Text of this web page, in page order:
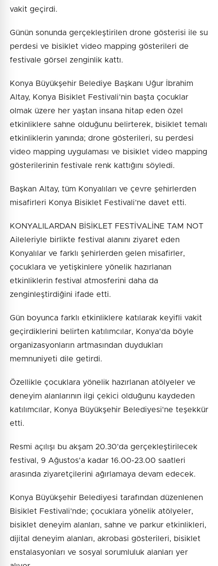
vakit geçirdi.
Günün sonunda gerçekleştirilen drone gösterisi ile su
perdesi ve bisiklet video mapping gösterileri de
festivale görsel zenginlik kattı.
Konya Büyükşehir Belediye Başkanı Uğur İbrahim
Altay, Konya Bisiklet Festivali’nin başta çocuklar
olmak üzere her yaştan insana hitap eden özel
etkinliklere sahne olduğunu belirterek, bisiklet temalı
etkinliklerin yanında; drone gösterileri, su perdesi
video mapping uygulaması ve bisiklet video mapping
gösterilerinin festivale renk kattığını söyledi.
Başkan Altay, tüm Konyalıları ve çevre şehirlerden
misafirleri Konya Bisiklet Festivali’ne davet etti.
KONYALILARDAN BİSİKLET FESTİVALİNE TAM NOT
Aileleriyle birlikte festival alanını ziyaret eden
Konyalılar ve farklı şehirlerden gelen misafirler,
çocuklara ve yetişkinlere yönelik hazırlanan
etkinliklerin festival atmosferini daha da
zenginleştirdiğini ifade etti.
Gün boyunca farklı etkinliklere katılarak keyifli vakit
geçirdiklerini belirten katılımcılar, Konya'da böyle
organizasyonların artmasından duydukları
memnuniyeti dile getirdi.
Özellikle çocuklara yönelik hazırlanan atölyeler ve
deneyim alanlarının ilgi çekici olduğunu kaydeden
katılımcılar, Konya Büyükşehir Belediyesi'ne teşekkür
etti.
Resmi açılışı bu akşam 20.30’da gerçekleştirilecek
festival, 9 Ağustos'a kadar 16.00-23.00 saatleri
arasında ziyaretçilerini ağırlamaya devam edecek.
Konya Büyükşehir Belediyesi tarafından düzenlenen
Bisiklet Festivali’nde; çocuklara yönelik atölyeler,
bisiklet deneyim alanları, sahne ve parkur etkinlikleri,
dijital deneyim alanları, akrobasi gösterileri, bisiklet
enstalasyonları ve sosyal sorumluluk alanları yer